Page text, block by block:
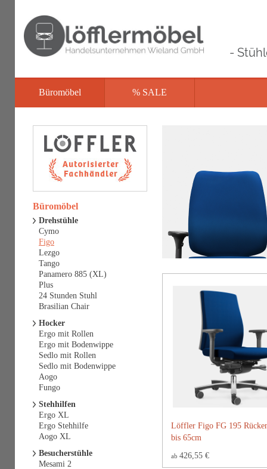
-
Büromöbel % SALE
Löffler Figo FG 195
bis 65cm
ab 426,55 €
Büromöbel
Drehstühle
Cymo
Figo
Lezgo
Tango
Panamero 885 (XL)
Plus
24 Stunden Stuhl
Brasilian Chair
Hocker
Ergo mit Rollen
Ergo mit Bodenwippe
Sedlo mit Rollen
Sedlo mit Bodenwippe
Aogo
Fungo
Stehhilfen
Ergo XL
Ergo Stehhilfe
Aogo XL
Besucherstühle
Mesami 2